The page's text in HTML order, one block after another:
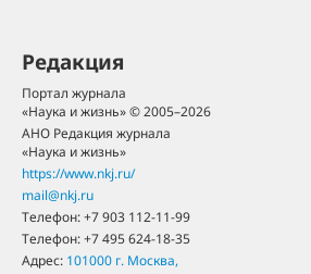
Редакция
Портал журнала
«Наука и жизнь» © 2005–2026
АНО Редакция журнала
«Наука и жизнь»
https://www.nkj.ru/
mail@nkj.ru
Телефон:+7 903 112-11-99
Телефон:+7 495 624-18-35
Адрес: 101000 г. Москва,